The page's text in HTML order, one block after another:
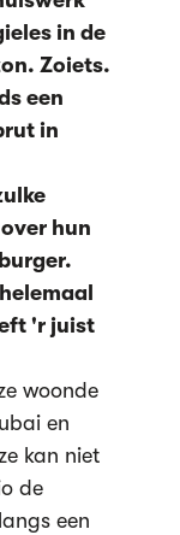
in de
Zoiets.
een
in
hun
'r juist
woonde
en
kan niet
de
een